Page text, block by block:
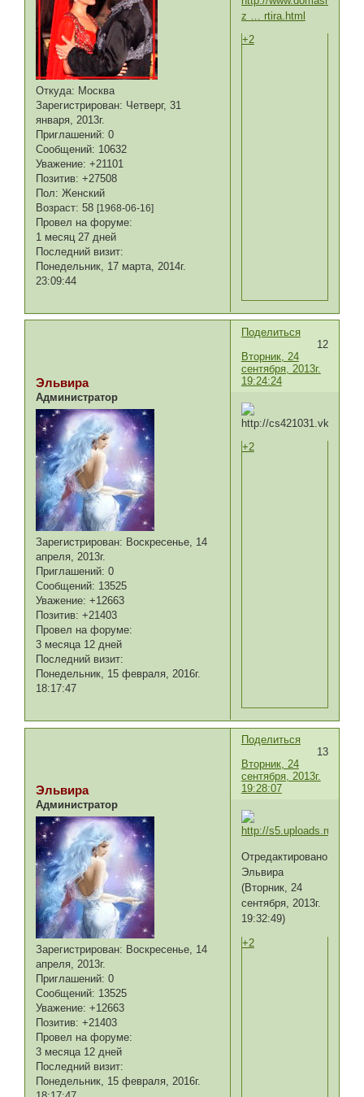
Откуда: Москва
Зарегистрирован: Четверг, 31
января, 2013г.
Приглашений: 0
Сообщений: 10632
Уважение: +21101
Позитив: +27508
Пол: Женский
Возраст: 58[1968-06-16]
Провел на форуме:
1 месяц 27 дней
Последний визит:
Понедельник, 17 марта, 2014г.
23:09:44
z … rtira.html
+2
Поделиться
12
Вторник, 24
сентября, 2013г.
19:24:24
Эльвира
Администратор
Зарегистрирован: Воскресенье, 14
апреля, 2013г.
Приглашений: 0
Сообщений: 13525
Уважение: +12663
Позитив: +21403
Провел на форуме:
3 месяца 12 дней
Последний визит:
Понедельник, 15 февраля, 2016г.
18:17:47
+2
Поделиться
13
Вторник, 24
сентября, 2013г.
19:28:07
Эльвира
Администратор
Зарегистрирован: Воскресенье, 14
апреля, 2013г.
Приглашений: 0
Сообщений: 13525
Уважение: +12663
Позитив: +21403
Провел на форуме:
3 месяца 12 дней
Последний визит:
Понедельник, 15 февраля, 2016г.
Отредактировано
Эльвира
(Вторник, 24
сентября, 2013г.
19:32:49)
+2